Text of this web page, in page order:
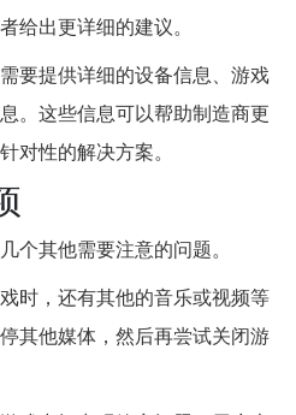
给出更详细的建议。
要提供详细的设备信息、游戏
。这些信息可以帮助制造商更
对性的解决方案。
个其他需要注意的问题。
时，还有其他的音乐或视频等
其他媒体，然后再尝试关闭游